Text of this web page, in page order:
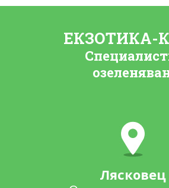
ЕКЗОТИКА-
Лясковец